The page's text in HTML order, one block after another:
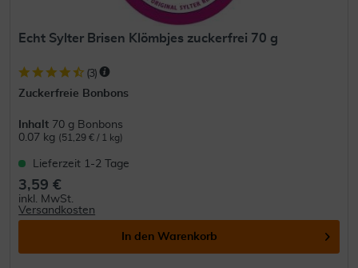
Echt Sylter Brisen Klömbjes zuckerfrei 70 g
(3)
Zuckerfreie Bonbons
Inhalt 70 g Bonbons
0.07 kg (51,29 € / 1 kg)
Lieferzeit 1-2 Tage
3,59 €
inkl. MwSt.
Versandkosten
In den Warenkorb